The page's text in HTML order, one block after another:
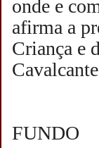
onde e
afirma a
Criança e
FUNDO